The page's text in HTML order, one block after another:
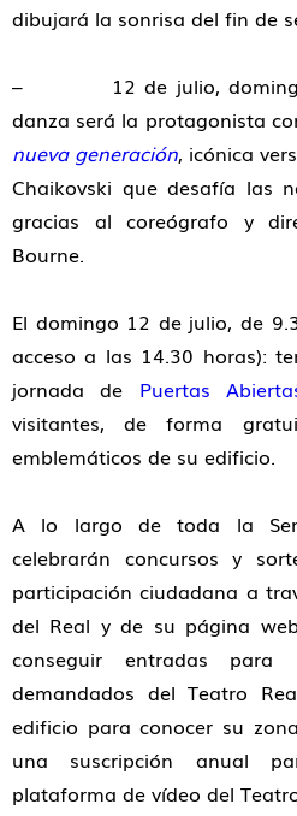
dibujará la sonrisa del fin de
– 12 de julio, domingo,
danza será la protagonista
nueva generación, icónica
Chaikovski que desafía las
gracias al coreógrafo y
Bourne.
El domingo 12 de julio, de
acceso a las 14.30 horas):
jornada de Puertas
visitantes, de forma
emblemáticos de su edificio.
A lo largo de toda la
celebrarán concursos y
participación ciudadana a
del Real y de su página
conseguir entradas para
demandados del Teatro
edificio para conocer su
una suscripción anual
plataforma de vídeo del